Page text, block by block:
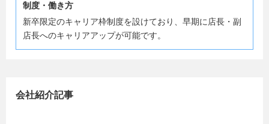
制度・働き方
新卒限定のキャリア枠制度を設けており、早期に店長・副
店長へのキャリアアップが可能です。
会社紹介記事